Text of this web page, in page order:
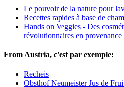
Le pouvoir de la nature pour
Recettes rapides à base de
Hands on Veggies - Des
révolutionnaires en
From Austria, c'est par exemple:
Recheis
Obsthof Neumeister Jus de